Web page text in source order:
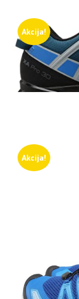
Akcija!
Akcija!